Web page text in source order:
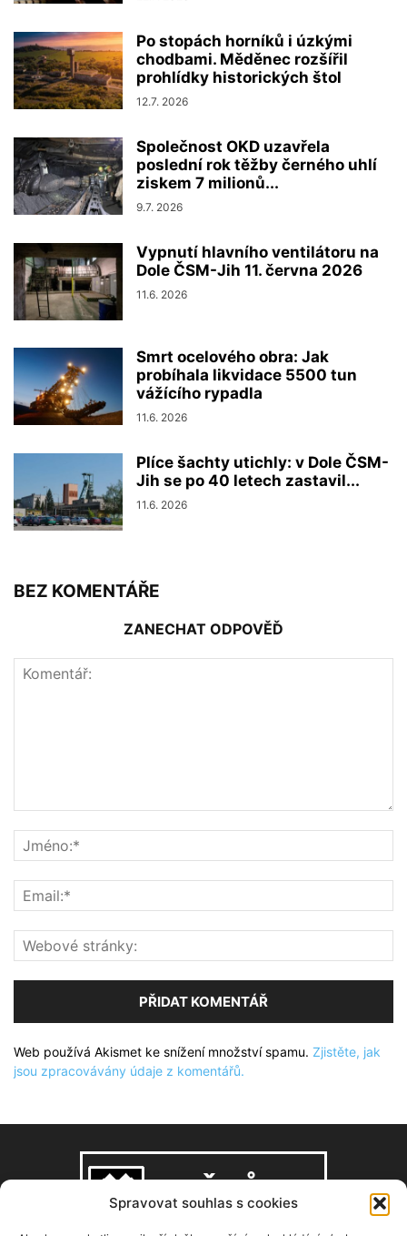
Spravovat souhlas s cookies
Po stopách horníků i úzkými
chodbami. Měděnec rozšířil
prohlídky historických štol
12.7. 2026
Společnost OKD uzavřela
poslední rok těžby černého uhlí
ziskem 7 milionů...
9.7. 2026
Vypnutí hlavního ventilátoru na
Dole ČSM-Jih 11. června 2026
11.6. 2026
Smrt ocelového obra: Jak
probíhala likvidace 5500 tun
vážícího rypadla
11.6. 2026
Plíce šachty utichly: v Dole ČSM-
Jih se po 40 letech zastavil...
11.6. 2026
BEZ KOMENTÁŘE
ZANECHAT ODPOVĚĎ
Web používá Akismet ke snížení množství spamu. Zjistěte, jak
jsou zpracovávány údaje z komentářů.